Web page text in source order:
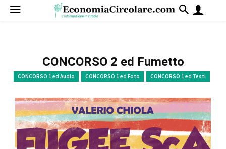
CONCORSO 2 ed Fumetto
CONCORSO 1 ed Audio CONCORSO 1 ed Foto CONCORSO 1 ed Testi